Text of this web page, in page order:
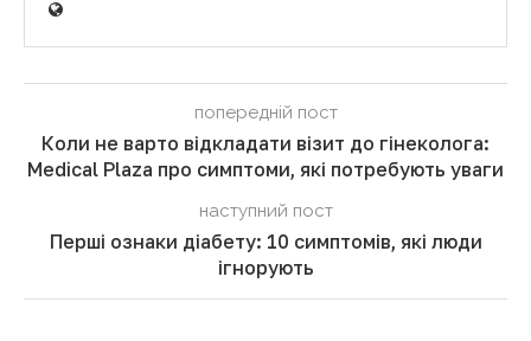
попередній пост
Коли не варто відкладати візит до гінеколога:
Medical Plaza про симптоми, які потребують уваги
наступний пост
Перші ознаки діабету: 10 симптомів, які люди
ігнорують